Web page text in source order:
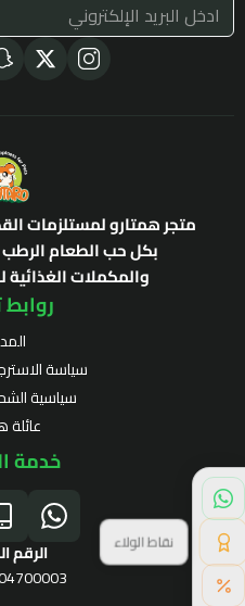
متجر همتارو لمستلزمات
بكل حب الطعام الرطب
والمكملات
سياسة
سياسية
عائلة
خدمة
الرقم
نقاط الولاء